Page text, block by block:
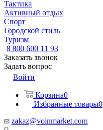
Тактика
Активный отдых
Спорт
Городской стиль
Туризм
8 800 600 11 93
Заказать звонок
Задать вопрос
Войти
Корзина0
Избранные товары0
zakaz@voinmarket.com